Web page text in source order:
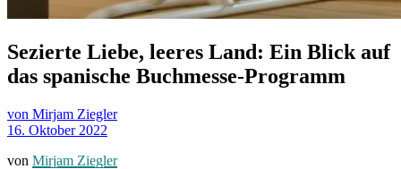
Sezierte Liebe, leeres Land: Ein Blick auf
das spanische Buchmesse-Programm
von Mirjam Ziegler
16. Oktober 2022
von Mirjam Ziegler